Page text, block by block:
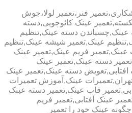
فنر،تعمیر لولا،جوش
عینک کائوچویی,دسته
دسته عینک,تنظیم
عینک,تعمیر شیشه عینک,تنظیم
عینک,تعمیر فریم عینک,تعمیر عینک
دسته عینک,تعمیر عینک
دسته عینک,تعمیر عینک
عینک,آموزش تعمیرات
قاب عینک,تعمیر دسته عینک
عینک آفتابی,تعمیر فریم
عینک خود را تعمیر